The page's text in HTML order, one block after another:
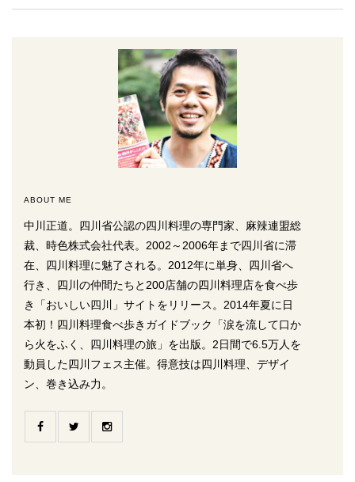
ABOUT ME
中川正道。四川省公認の四川料理の専門家、麻辣連盟総
裁、時色株式会社代表。2002～2006年まで四川省に滞
在、四川料理に魅了される。2012年に単身、四川省へ
行き、四川の仲間たちと200店舗の四川料理店を食べ歩
き「おいしい四川」サイトをリリース。2014年夏に日
本初！四川料理食べ歩きガイドブック「涙を流して口か
ら火をふく、四川料理の旅」を出版。2日間で6.5万人を
動員した四川フェス主催。得意技は四川料理、デザイ
ン、巻き込み力。